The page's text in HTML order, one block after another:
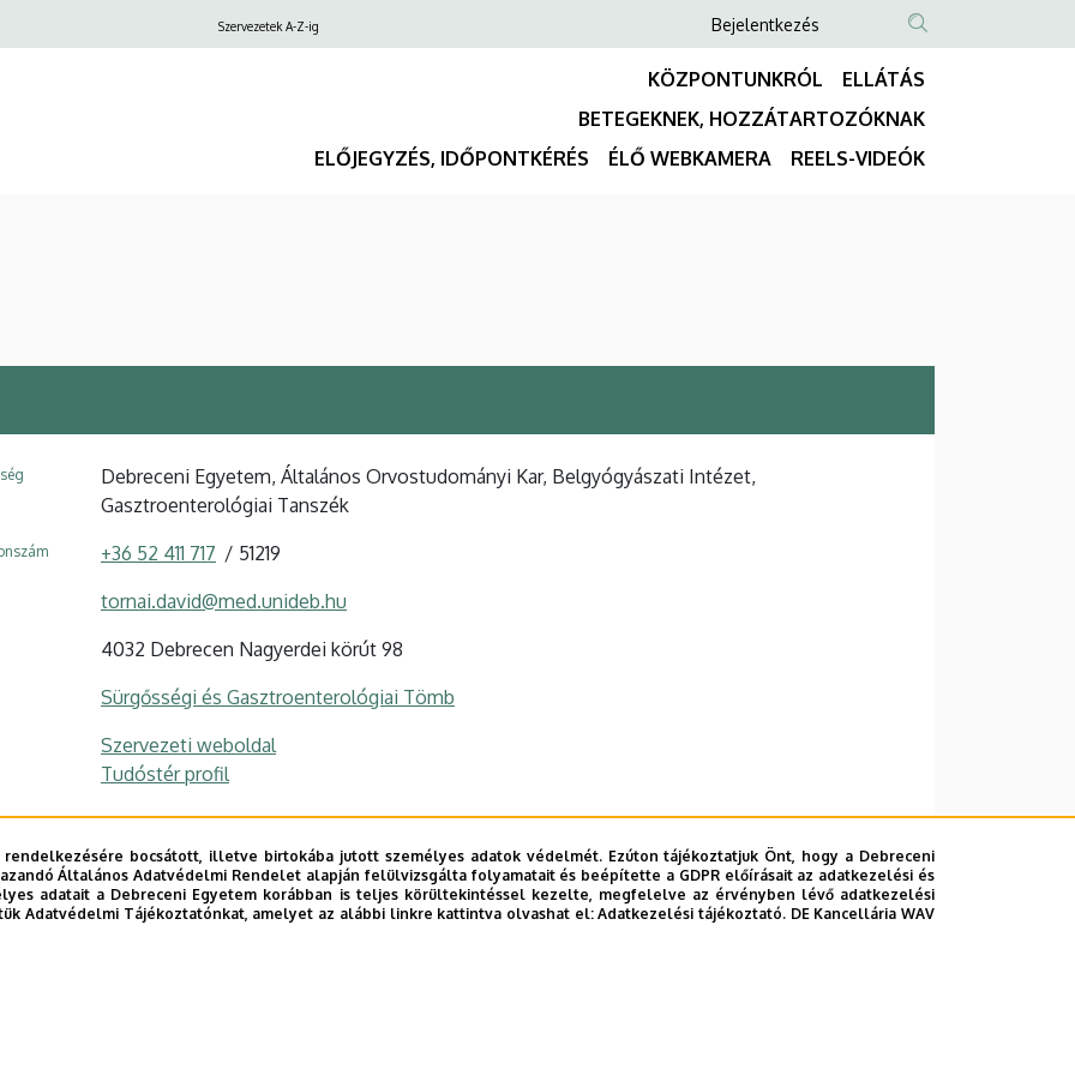
bocsátott, illetve birtokába jutott személyes adatok védelmét. Ezúton tájékoztatjuk Önt, hogy a Debreceni
Általános Adatvédelmi Rendelet alapján felülvizsgálta folyamatait és beépítette a GDPR előírásait az adatkezelési és
adatait a Debreceni Egyetem korábban is teljes körültekintéssel kezelte, megfelelve az érvényben lévő adatkezelési
Adatvédelmi Tájékoztatónkat, amelyet az alábbi linkre kattintva olvashat el:Adatkezelési tájékoztató. DE Kancellária WAV
Szervezetek A-Z-ig
Anonim
Felhasználói
fiók
menüje
Bejelentkezés
NYELVVÁLASZTÓ
TARTALOM
KERESÉSE
KÖZPONTUNKRÓL
ELLÁTÁS
BETEGEKNEK, HOZZÁTARTOZÓKNAK
ELŐJEGYZÉS, IDŐPONTKÉRÉS
ÉLŐ WEBKAMERA REELS-VIDEÓK
Debreceni Egyetem, Általános Orvostudományi Kar, Belgyógyászati Intézet,
Gasztroenterológiai Tanszék
+36 52 411 717 51219
tornai.david@med.unideb.hu
4032 Debrecen Nagyerdei körút 98
Sürgősségi és Gasztroenterológiai Tömb
Szervezeti weboldal
Tudóstér profil